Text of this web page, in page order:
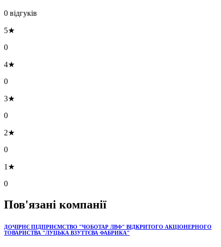
0 відгуків
5★
0
4★
0
3★
0
2★
0
1★
0
Пов'язані компанії
ДОЧІРНЄ ПІДПРИЄМСТВО "ЧОБОТАР ЛВФ" ВІДКРИТОГО АКЦІОНЕРНОГО
ТОВАРИСТВА "ЛУЦЬКА ВЗУТТЄВА ФАБРИКА"